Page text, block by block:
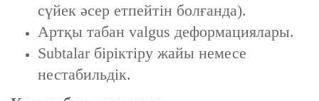
сүйек әсер етпейтін болғанда).
Артқы табан valgus деформациялары.
Subtalar біріктіру жайы немесе
нестабильдік.